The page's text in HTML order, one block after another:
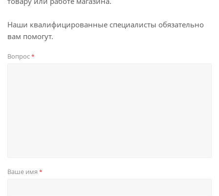
Наши квалифицированные специалисты обязательно
вам помогут.
Вопрос*
Ваше имя *